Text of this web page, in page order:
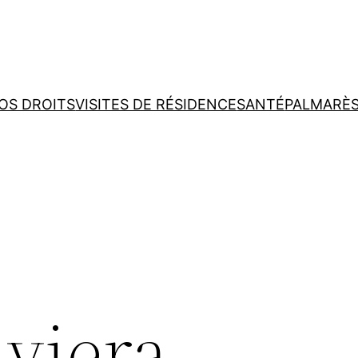
DROITSVISITES DE RÉSIDENCESANTÉ